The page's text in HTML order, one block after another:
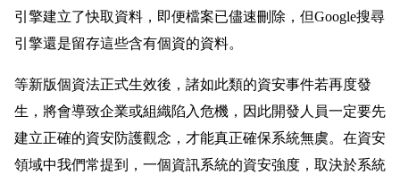
引擎建立了快取資料，即便檔案已儘速刪除，但Google搜尋
引擎還是留存這些含有個資的資料。
等新版個資法正式生效後，諸如此類的資安事件若再度發
生，將會導致企業或組織陷入危機，因此開發人員一定要先
建立正確的資安防護觀念，才能真正確保系統無虞。在資安
領域中我們常提到，一個資訊系統的資安強度，取決於系統